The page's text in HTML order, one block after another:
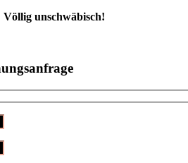
unschwäbisch!